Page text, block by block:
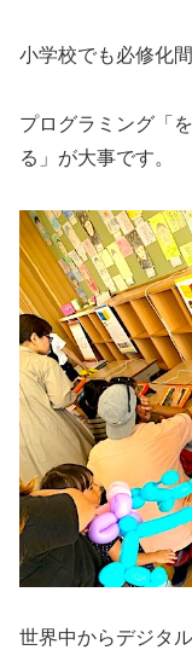
小学校でも必修化
プログラミング「
る」が大事です。
世界中からデジタ